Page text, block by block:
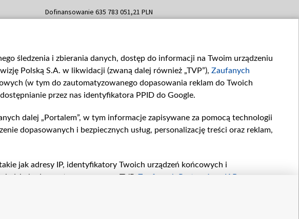
Dofinansowanie 635 783 051,21 PLN
Dofinansowanie 48 862 000,00 PLN
Data podpisania umowy: GRUDZIEŃ 2025
(wpłata grudzień 60,548 mln)
Dofinansowanie 900 000 000,00 PLN
26 lutego 80 mln, 4 marca 370 mln,8
kwiecień 180 mln, 7 maja 180 mln, 8
Data podpisania umowy LIPIEC 2026 (wpłata
śledzenia i zbierania danych, dostęp do informacji na Twoim urządzeniu
Polską S.A. w likwidacji (zwaną dalej również „TVP”), Zaufanych
(w tym do zautomatyzowanego dopasowania reklam do Twoich
przez nas identyfikatora PPID do Google.
dalej „Portalem”, w tym informacje zapisywane za pomocą technologii
dopasowanych i bezpiecznych usług, personalizację treści oraz reklam,
jak adresy IP, identyfikatory Twoich urządzeń końcowych i
będą przetwarzane przez TVP, Zaufanych Partnerów z IAB
na urządzeniu lub dostęp do nich, wyboru podstawowych reklam,
treści, wyboru spersonalizowanych treści, pomiaru